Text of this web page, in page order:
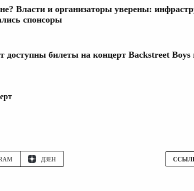
Власти и организаторы уверены:
спонсоры
доступны билеты на концерт Backstreet Boys
ДЗЕН